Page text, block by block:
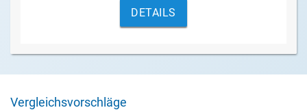
DETAILS
Vergleichsvorschläge